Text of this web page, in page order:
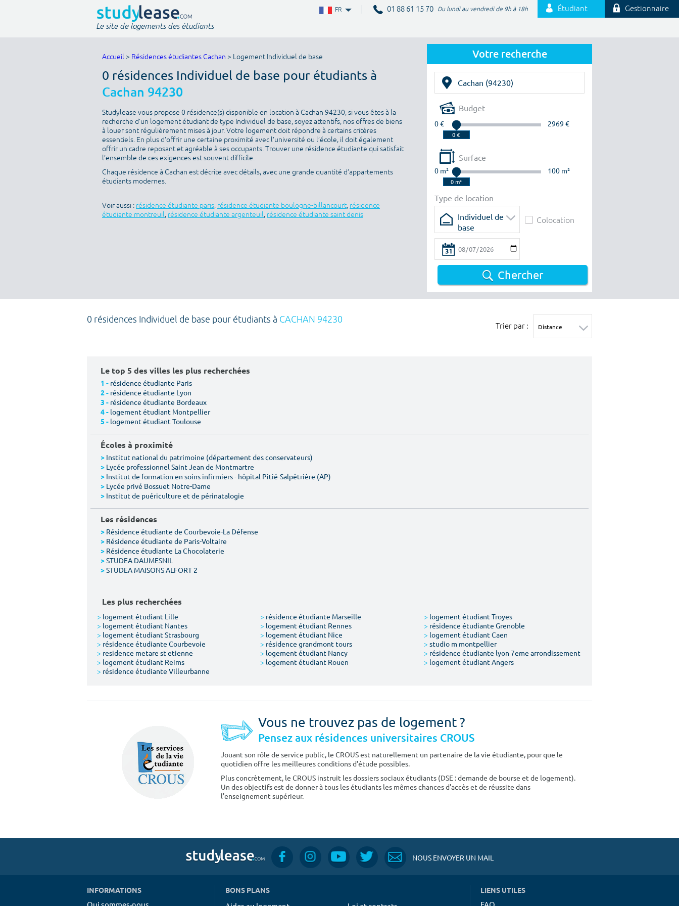
FR 01 88 61 15 70 Du lundi au vendredi de 9h à 18h Étudiant Gestionnaire
Le site de logements des étudiants
Votre recherche
Budget
0 € 2969 €
Surface
0 m² 100 m²
Type de location
Individuel de
base
Colocation
Chercher
Accueil > Résidences étudiantes Cachan > Logement Individuel de base
0 résidences Individuel de base pour étudiants à
Cachan 94230
Studylease vous propose 0 résidence(s) disponible en location à Cachan 94230, si vous êtes à la
recherche d’un logement étudiant de type Individuel de base, soyez attentifs, nos offres de biens
à louer sont régulièrement mises à jour. Votre logement doit répondre à certains critères
essentiels. En plus d’offrir une certaine proximité avec l’université ou l’école, il doit également
offrir un cadre reposant et agréable à ses occupants. Trouver une résidence étudiante qui satisfait
l’ensemble de ces exigences est souvent difficile.
Chaque résidence à Cachan est décrite avec détails, avec une grande quantité d’appartements
étudiants modernes.
Voir aussi : résidence étudiante paris, résidence étudiante boulogne-billancourt, résidence
étudiante montreuil, résidence étudiante argenteuil, résidence étudiante saint denis
0 résidences Individuel de base pour étudiants à CACHAN 94230
Trier par :
Le top 5 des villes les plus recherchées
1 - résidence étudiante Paris
2 - résidence étudiante Lyon
3 - résidence étudiante Bordeaux
4 - logement étudiant Montpellier
5 - logement étudiant Toulouse
Écoles à proximité
> Institut national du patrimoine (département des conservateurs)
> Lycée professionnel Saint Jean de Montmartre
> Institut de formation en soins infirmiers - hôpital Pitié-Salpêtrière (AP)
> Lycée privé Bossuet Notre-Dame
> Institut de puériculture et de périnatalogie
Les résidences
> Résidence étudiante de Courbevoie-La Défense
> Résidence étudiante de Paris-Voltaire
> Résidence étudiante La Chocolaterie
>STUDEA DAUMESNIL
>STUDEA MAISONS ALFORT 2
Les plus recherchées
> logement étudiant Lille > résidence étudiante Marseille > logement étudiant Troyes
> logement étudiant Nantes > logement étudiant Rennes > résidence étudiante Grenoble
> logement étudiant Strasbourg > logement étudiant Nice > logement étudiant Caen
> résidence étudiante Courbevoie > résidence grandmont tours > studio m montpellier
> residence metare st etienne > logement étudiant Nancy > résidence étudiante lyon 7eme arrondissement
> logement étudiant Reims > logement étudiant Rouen > logement étudiant Angers
> résidence étudiante Villeurbanne
Vous ne trouvez pas de logement ?
Pensez aux résidences universitaires CROUS
Jouant son rôle de service public, le CROUS est naturellement un partenaire de la vie étudiante, pour que le
quotidien offre les meilleures conditions d'étude possibles.
Plus concrètement, le CROUS instruit les dossiers sociaux étudiants (DSE : demande de bourse et de logement).
Un des objectifs est de donner à tous les étudiants les mêmes chances d'accès et de réussite dans
l'enseignement supérieur.
NOUS ENVOYER UN MAIL
INFORMATIONS BONS PLANS LIENS UTILES